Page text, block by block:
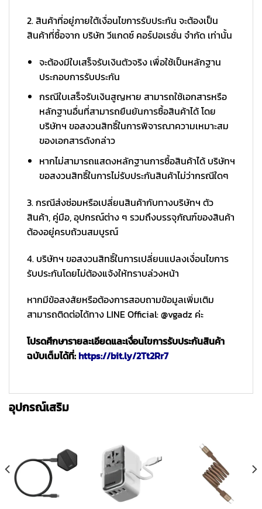
2. สินค้าที่อยู่ภายใต้เงื่อนไขการรับประกัน จะต้องเป็น
สินค้าที่ซื้อจาก บริษัท วีแกดซ์ คอร์ปอเรชั่น จำกัด เท่านั้น
จะต้องมีใบเสร็จรับเงินตัวจริง เพื่อใช้เป็นหลักฐาน
ประกอบการรับประกัน
กรณีใบเสร็จรับเงินสูญหาย สามารถใช้เอกสารหรือ
หลักฐานอื่นที่สามารถยืนยันการซื้อสินค้าได้ โดย
บริษัทฯ ขอสงวนสิทธิ์ในการพิจารณาความเหมาะสม
ของเอกสารดังกล่าว
หากไม่สามารถแสดงหลักฐานการซื้อสินค้าได้ บริษัทฯ
ขอสงวนสิทธิ์ในการไม่รับประกันสินค้าไม่ว่ากรณีใดๆ
3. กรณีส่งซ่อมหรือเปลี่ยนสินค้ากับทางบริษัทฯ ตัว
สินค้า, คู่มือ, อุปกรณ์ต่าง ๆ รวมถึงบรรจุภัณฑ์ของสินค้า
ต้องอยู่ครบถ้วนสมบูรณ์
4. บริษัทฯ ขอสงวนสิทธิ์ในการเปลี่ยนแปลงเงื่อนไขการ
รับประกันโดยไม่ต้องแจ้งให้ทราบล่วงหน้า
หากมีข้อสงสัยหรือต้องการสอบถามข้อมูลเพิ่มเติม
สามารถติดต่อได้ทาง LINE Official: @vgadz ค่ะ
โปรดศึกษารายละเอียดและเงื่อนไขการรับประกันสินค้า
ฉบับเต็มได้ที่:https://bit.ly/2Tt2Rr7
อุปกรณ์เสริม